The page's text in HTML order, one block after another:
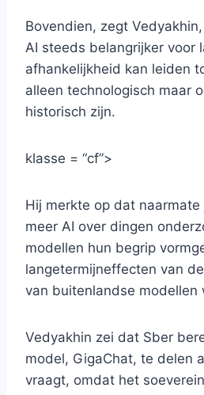
Bovendien, zegt
AI steeds belangrijker voor
afhankelijkheid kan leiden
alleen technologisch maar
historisch zijn.
klasse = “cf”>
Hij merkte op dat
meer AI over dingen
modellen hun begrip
langetermijneffecten van
van buitenlandse modellen
Vedyakhin zei dat Sber
model, GigaChat, te delen
vraagt, omdat het